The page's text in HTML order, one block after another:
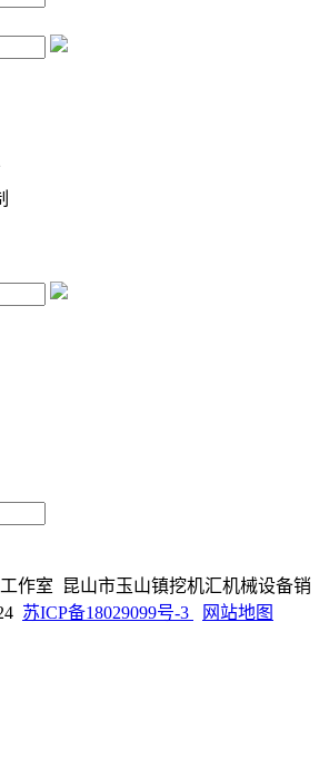
作室 昆山市玉山镇挖机汇机械设备销
苏ICP备18029099号-3 网站地图